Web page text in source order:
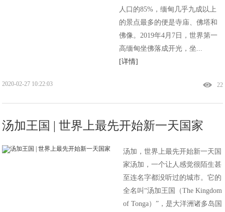
人口的85%，缅甸几乎九成以上
的景点最多的便是寺庙、佛塔和
佛像。2019年4月7日，世界第一
高缅甸坐佛落成开光，坐...
[详情]
22
2020-02-27 10:22:03
汤加王国 | 世界上最先开始新一天国家
汤加，世界上最先开始新一天国
家汤加，一个让人感觉很陌生甚
至连名字都没听过的城市。它的
全名叫“汤加王国（The Kingdom
of Tonga）”，是大洋洲诸多岛国